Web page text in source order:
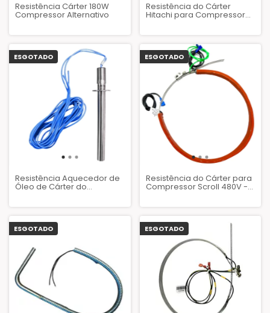
Resistência Cárter 180W
Compressor Alternativo
Resistência do Cárter
Hitachi para Compressor
Scroll 240V - 17B48790A
ESGOTADO
Resistência Aquecedor de
Óleo de Cárter do
ESGOTADO
Resistência do Cárter para
Compressor Scroll 480V -
160W
ESGOTADO ESGOTADO